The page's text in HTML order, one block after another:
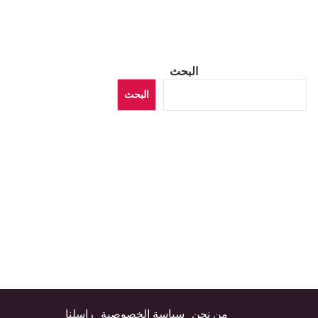
البحث
البحث
من نحن سياسة الخصوصية راسلنا